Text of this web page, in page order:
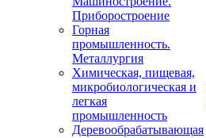
Приборостроение
Горная
промышленность.
Металлургия
Химическая, пищевая,
микробиологическая и
легкая
промышленность
Деревообрабатывающая